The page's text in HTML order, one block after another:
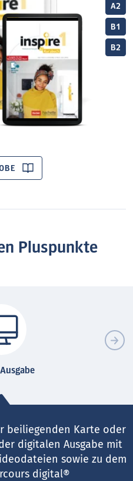
A2
B1
B2
Pluspunkte
beiliegenden Karte oder
digitalen Ausgabe mit
sowie zu dem
digital®